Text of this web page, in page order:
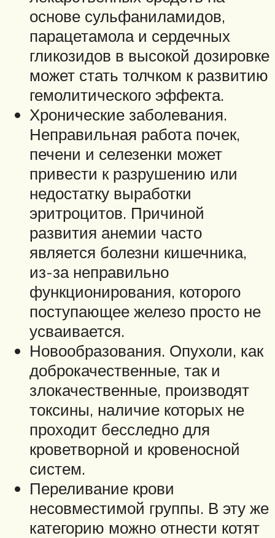
основе сульфаниламидов,
парацетамола и сердечных
гликозидов в высокой дозировке
может стать толчком к развитию
гемолитического эффекта.
Хронические заболевания.
Неправильная работа почек,
печени и селезенки может
привести к разрушению или
недостатку выработки
эритроцитов. Причиной
развития анемии часто
является болезни кишечника,
из-за неправильно
функционирования, которого
поступающее железо просто не
усваивается.
Новообразования. Опухоли, как
доброкачественные, так и
злокачественные, производят
токсины, наличие которых не
проходит бесследно для
кроветворной и кровеносной
систем.
Переливание крови
несовместимой группы. В эту же
категорию можно отнести котят